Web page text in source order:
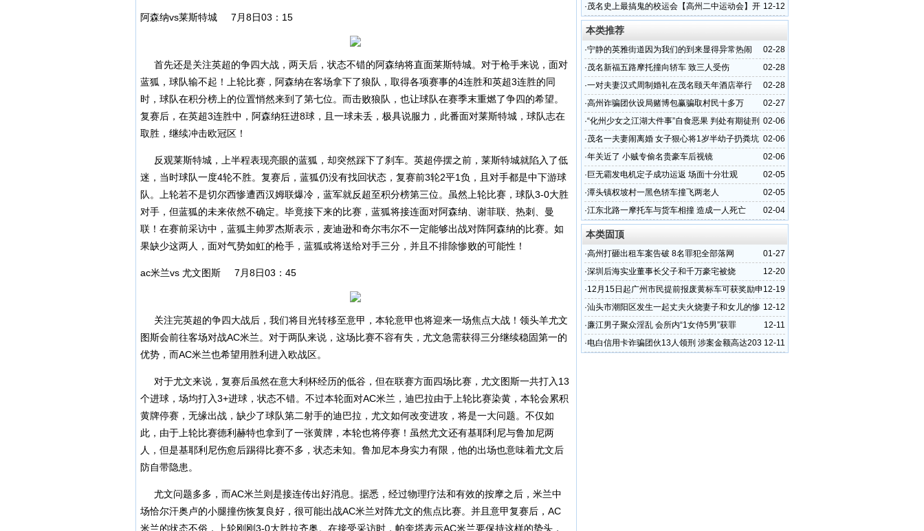
阿森纳vs莱斯特城 7月8日03：15
首先还是关注英超的争四大战，两天后，状态不错的阿森纳将直面莱斯特城。对于枪手来说，面对
蓝狐，球队输不起！上轮比赛，阿森纳在客场拿下了狼队，取得各项赛事的4连胜和英超3连胜的同
时，球队在积分榜上的位置悄然来到了第七位。而击败狼队，也让球队在赛季末重燃了争四的希望。
复赛后，在英超3连胜中，阿森纳狂进8球，且一球未丢，极具说服力，此番面对莱斯特城，球队志在
取胜，继续冲击欧冠区！
反观莱斯特城，上半程表现亮眼的蓝狐，却突然踩下了刹车。英超停摆之前，莱斯特城就陷入了低
迷，当时球队一度4轮不胜。复赛后，蓝狐仍没有找回状态，复赛前3轮2平1负，且对手都是中下游球
队。上轮若不是切尔西惨遭西汉姆联爆冷，蓝军就反超至积分榜第三位。虽然上轮比赛，球队3-0大胜
对手，但蓝狐的未来依然不确定。毕竟接下来的比赛，蓝狐将接连面对阿森纳、谢菲联、热刺、曼
联！在赛前采访中，蓝狐主帅罗杰斯表示，麦迪逊和奇尔韦尔不一定能够出战对阵阿森纳的比赛。如
果缺少这两人，面对气势如虹的枪手，蓝狐或将送给对手三分，并且不排除惨败的可能性！
ac米兰vs 尤文图斯 7月8日03：45
关注完英超的争四大战后，我们将目光转移至意甲，本轮意甲也将迎来一场焦点大战！领头羊尤文
图斯会前往客场对战AC米兰。对于两队来说，这场比赛不容有失，尤文急需获得三分继续稳固第一的
优势，而AC米兰也希望用胜利进入欧战区。
对于尤文来说，复赛后虽然在意大利杯经历的低谷，但在联赛方面四场比赛，尤文图斯一共打入13
个进球，场均打入3+进球，状态不错。不过本轮面对AC米兰，迪巴拉由于上轮比赛染黄，本轮会累积
黄牌停赛，无缘出战，缺少了球队第二射手的迪巴拉，尤文如何改变进攻，将是一大问题。不仅如
此，由于上轮比赛德利赫特也拿到了一张黄牌，本轮也将停赛！虽然尤文还有基耶利尼与鲁加尼两
人，但是基耶利尼伤愈后踢得比赛不多，状态未知。鲁加尼本身实力有限，他的出场也意味着尤文后
防自带隐患。
尤文问题多多，而AC米兰则是接连传出好消息。据悉，经过物理疗法和有效的按摩之后，米兰中
场恰尔汗奥卢的小腿撞伤恢复良好，很可能出战AC米兰对阵尤文的焦点比赛。并且意甲复赛后，AC
米兰的状态不俗，上轮刚刚3-0大胜拉齐奥。在接受采访时，帕奎塔表示AC米兰要保持这样的势头，
几万元
12-12
·茂名史上最搞鬼的校运会【高州二中运动会】开
幕式
本类推荐
02-28
·宁静的英雅街道因为我们的到来显得异常热闹
02-28
·茂名新福五路摩托撞向轿车 致三人受伤
02-28
·一对夫妻汉式周制婚礼在茂名颐天年酒店举行
02-27
·高州诈骗团伙设局赌博包赢骗取村民十多万
02-06
·“化州少女之江湖大件事”自食恶果 判处有期徒刑
一年
02-06
·茂名一夫妻闹离婚 女子狠心将1岁半幼子扔粪坑
淹死
02-06
·年关近了 小贼专偷名贵豪车后视镜
02-05
· 巨无霸发电机定子成功运返 场面十分壮观
02-05
·潭头镇权坡村一黑色轿车撞飞两老人
02-04
·江东北路一摩托车与货车相撞 造成一人死亡
本类固顶
01-27
·高州打砸出租车案告破 8名罪犯全部落网
12-20
·深圳后海实业董事长父子和千万豪宅被烧
12-19
·12月15日起广州市民提前报废黄标车可获奖励申
请
12-12
·汕头市潮阳区发生一起丈夫火烧妻子和女儿的惨
剧
12-11
·廉江男子聚众淫乱 会所内“1女侍5男”获罪
12-11
·电白信用卡诈骗团伙13人领刑 涉案金额高达203